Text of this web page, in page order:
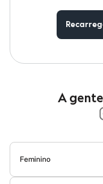
Camisetas e Regatas
Casacos e Jaquetas
Bolsas e Mochilas
Óculos
Relógios
Botas
A
Feminino
BlusasCalçasVestidos